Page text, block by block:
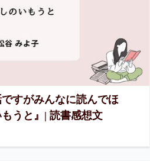
すがみんなに読んでほ
うと』| 読書感想文